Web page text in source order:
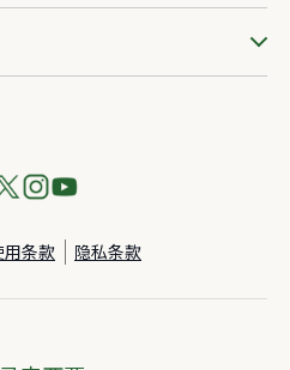
用条款 隐私条款